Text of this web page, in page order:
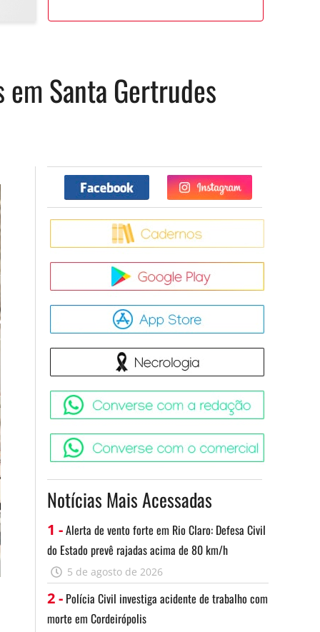
Santa Gertrudes
Facebook Twitter
Notícias Mais Acessadas
1 -Alerta de vento forte em Rio Claro: Defesa Civil
do Estado prevê rajadas acima de 80 km/h
5 de agosto de 2026
2 - Polícia Civil investiga acidente de trabalho com
morte em Cordeirópolis